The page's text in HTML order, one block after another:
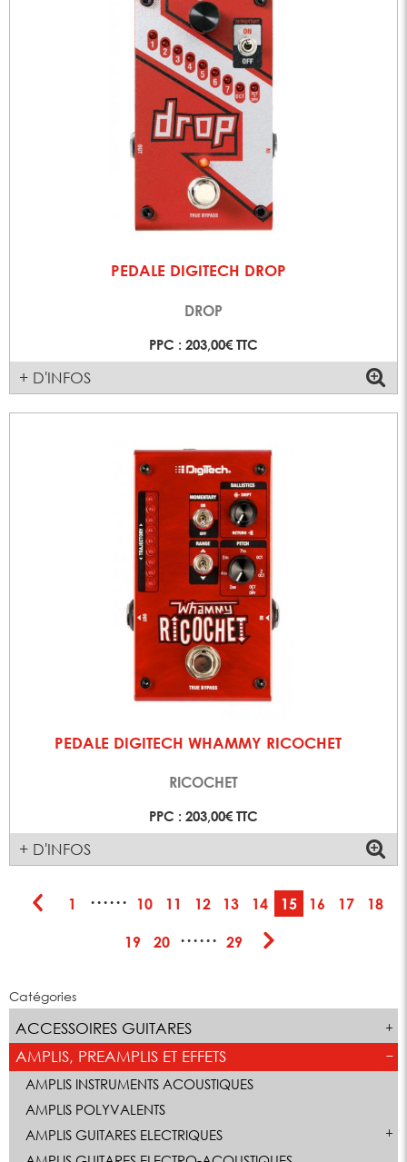
Catégories
ACCESSOIRES GUITARES
AMPLIS, PREAMPLIS ET EFFETS
AMPLIS INSTRUMENTS ACOUSTIQUES
AMPLIS POLYVALENTS
AMPLIS GUITARES ELECTRIQUES
PEDALE DIGITECH DROP
DROP
PPC : 203,00€ TTC
+ D'INFOS
PEDALE DIGITECH WHAMMY RICOCHET
RICOCHET
PPC : 203,00€ TTC
+ D'INFOS
1 ······ 10 11 12 13 14 15 16 17 18
19 20 ······ 29